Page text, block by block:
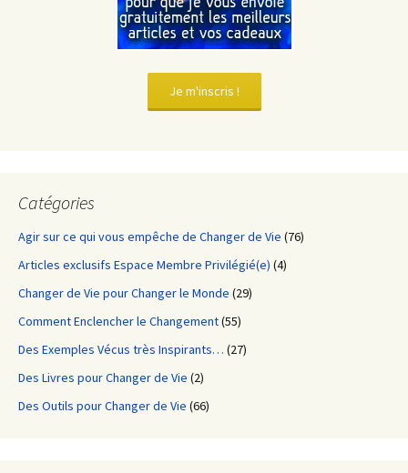
Je m'inscris !
Catégories
Agir sur ce qui vous empêche de Changer de Vie (76)
Articles exclusifs Espace Membre Privilégié(e) (4)
Changer de Vie pour Changer le Monde (29)
Comment Enclencher le Changement(55)
Des Exemples Vécus très Inspirants… (27)
Des Livres pour Changer de Vie (2)
Des Outils pour Changer de Vie (66)